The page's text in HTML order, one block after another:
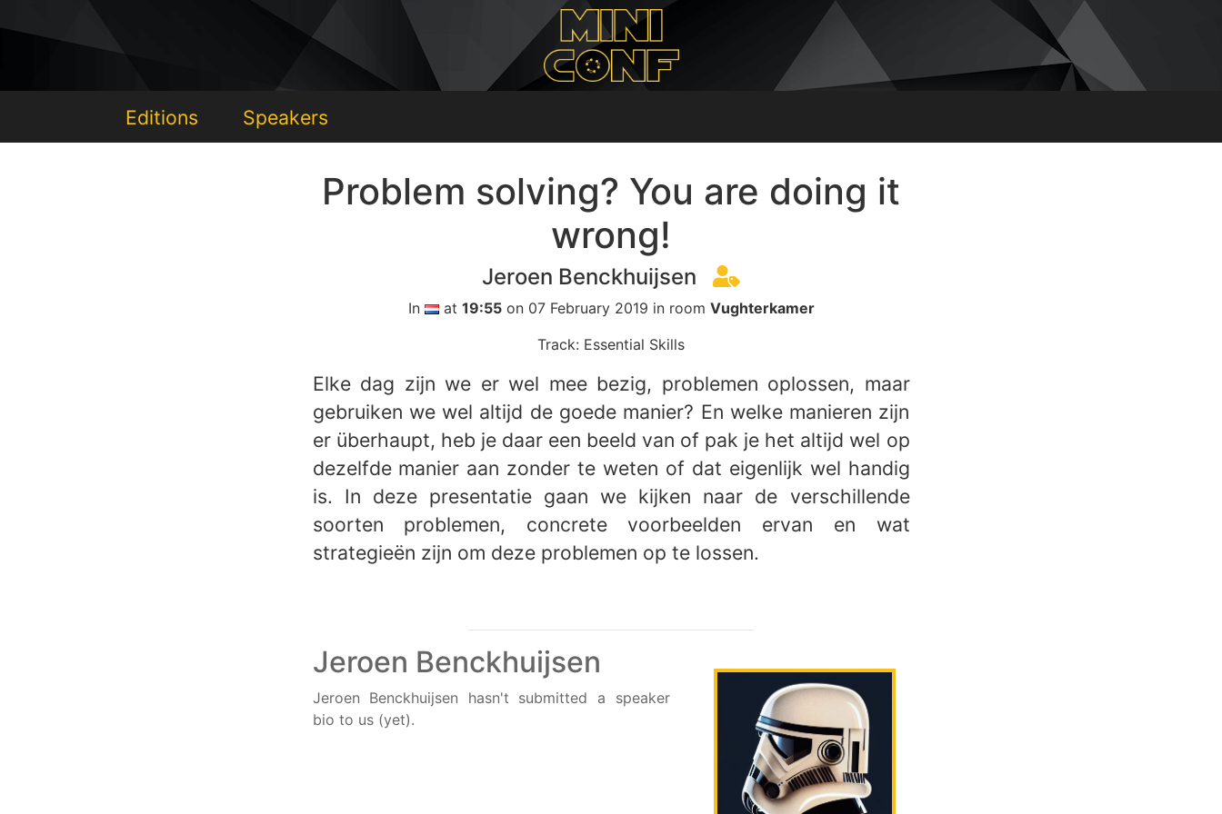
Editions Speakers
Problem solving? You are doing it
wrong!
Jeroen Benckhuijsen
In at 19:55on 07 February 2019 in room Vughterkamer
Track: Essential Skills
Elke dag zijn we er wel mee bezig, problemen oplossen, maar
gebruiken we wel altijd de goede manier? En welke manieren zijn
er überhaupt, heb je daar een beeld van of pak je het altijd wel op
dezelfde manier aan zonder te weten of dat eigenlijk wel handig
is. In deze presentatie gaan we kijken naar de verschillende
soorten problemen, concrete voorbeelden ervan en wat
strategieën zijn om deze problemen op te lossen.
Jeroen Benckhuijsen
Jeroen Benckhuijsen hasn't submitted a speaker
bio to us (yet).